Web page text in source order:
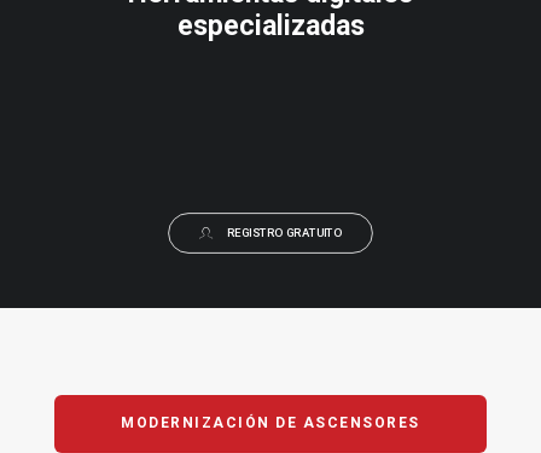
especializadas
REGISTRO GRATUITO
MODERNIZACIÓN DE ASCENSORES